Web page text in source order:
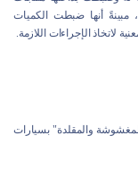
للبيع، مبينةً أنها ضبطت الكميات
لاتخاذ الإجراءات اللازمة.
والمقلدة" بسيارات